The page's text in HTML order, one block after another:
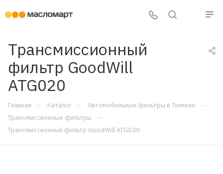
Трансмиссионный
фильтр GoodWill
ATG020
Главная — Каталог — Автомобильные фильтры в Тюмени —
Трансмиссионные фильтры —
Трансмиссионный фильтр GoodWill ATG020